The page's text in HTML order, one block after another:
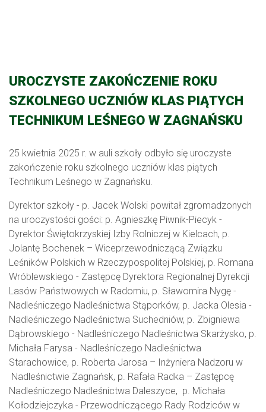
UROCZYSTE ZAKOŃCZENIE ROKU
SZKOLNEGO UCZNIÓW KLAS PIĄTYCH
TECHNIKUM LEŚNEGO W ZAGNAŃSKU
25 kwietnia 2025 r. w auli szkoły odbyło się uroczyste
zakończenie roku szkolnego uczniów klas piątych
Technikum Leśnego w Zagnańsku.
Dyrektor szkoły - p. Jacek Wolski powitał zgromadzonych
na uroczystości gości: p. Agnieszkę Piwnik-Piecyk -
Dyrektor Świętokrzyskiej Izby Rolniczej w Kielcach, p.
Jolantę Bochenek – Wiceprzewodniczącą Związku
Leśników Polskich w Rzeczypospolitej Polskiej, p. Romana
Wróblewskiego - Zastępcę Dyrektora Regionalnej Dyrekcji
Lasów Państwowych w Radomiu, p. Sławomira Nygę -
Nadleśniczego Nadleśnictwa Stąporków, p. Jacka Olesia -
Nadleśniczego Nadleśnictwa Suchedniów, p. Zbigniewa
Dąbrowskiego - Nadleśniczego Nadleśnictwa Skarżysko, p.
Michała Farysa - Nadleśniczego Nadleśnictwa
Starachowice, p. Roberta Jarosa – Inżyniera Nadzoru w
Nadleśnictwie Zagnańsk, p. Rafała Radka – Zastępcę
Nadleśniczego Nadleśnictwa Daleszyce, p. Michała
Kołodziejczyka - Przewodniczącego Rady Rodziców w